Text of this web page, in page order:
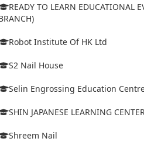
READY TO LEARN EDUCATIONAL
Robot Institute Of HK Ltd
S2 Nail House
Selin Engrossing Education
SHIN JAPANESE LEARNING
Shreem Nail